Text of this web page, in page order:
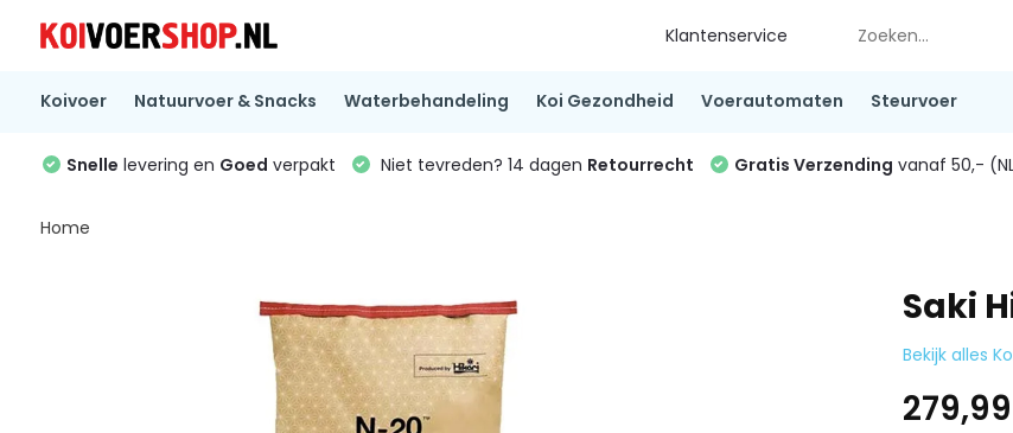
Klantenservice
Koivoer Natuurvoer & Snacks Waterbehandeling Koi Gezondheid Voerautomaten Steurvoer
Snelle levering en Goed verpakt Niet tevreden? 14 dagen Retourrecht Gratis Verzending vanaf 50,-
Home
Saki
Bekijk alles
279,99